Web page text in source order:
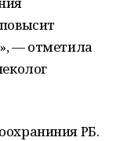
— отметила
РБ.